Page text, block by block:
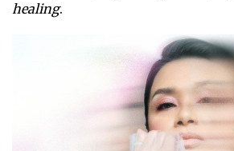
healing.